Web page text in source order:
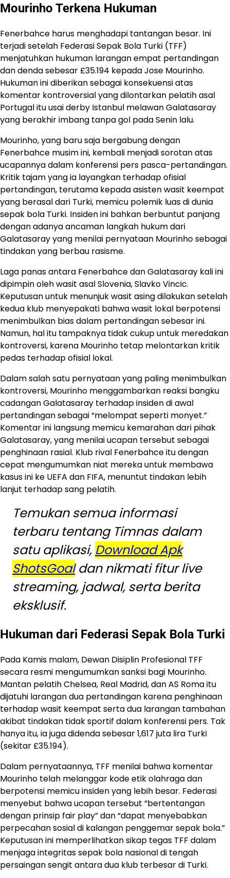
Mourinho Terkena Hukuman
Fenerbahce harus menghadapi tantangan besar. Ini
terjadi setelah Federasi Sepak Bola Turki (TFF)
menjatuhkan hukuman larangan empat pertandingan
dan denda sebesar £35.194 kepada Jose Mourinho.
Hukuman ini diberikan sebagai konsekuensi atas
komentar kontroversial yang dilontarkan pelatih asal
Portugal itu usai derby Istanbul melawan Galatasaray
yang berakhir imbang tanpa gol pada Senin lalu.
Mourinho, yang baru saja bergabung dengan
Fenerbahce musim ini, kembali menjadi sorotan atas
ucapannya dalam konferensi pers pasca-pertandingan.
Kritik tajam yang ia layangkan terhadap ofisial
pertandingan, terutama kepada asisten wasit keempat
yang berasal dari Turki, memicu polemik luas di dunia
sepak bola Turki. Insiden ini bahkan berbuntut panjang
dengan adanya ancaman langkah hukum dari
Galatasaray yang menilai pernyataan Mourinho sebagai
tindakan yang berbau rasisme.
Laga panas antara Fenerbahce dan Galatasaray kali ini
dipimpin oleh wasit asal Slovenia, Slavko Vincic.
Keputusan untuk menunjuk wasit asing dilakukan setelah
kedua klub menyepakati bahwa wasit lokal berpotensi
menimbulkan bias dalam pertandingan sebesar ini.
Namun, hal itu tampaknya tidak cukup untuk meredakan
kontroversi, karena Mourinho tetap melontarkan kritik
pedas terhadap ofisial lokal.
Dalam salah satu pernyataan yang paling menimbulkan
kontroversi, Mourinho menggambarkan reaksi bangku
cadangan Galatasaray terhadap insiden di awal
pertandingan sebagai “melompat seperti monyet.”
Komentar ini langsung memicu kemarahan dari pihak
Galatasaray, yang menilai ucapan tersebut sebagai
penghinaan rasial. Klub rival Fenerbahce itu dengan
cepat mengumumkan niat mereka untuk membawa
kasus ini ke UEFA dan FIFA, menuntut tindakan lebih
lanjut terhadap sang pelatih.
Temukan semua informasi
terbaru tentang Timnas dalam
satu aplikasi, Download Apk
ShotsGoaldan nikmati fitur live
streaming, jadwal, serta berita
eksklusif.
Hukuman dari Federasi Sepak Bola Turki
Pada Kamis malam, Dewan Disiplin Profesional TFF
secara resmi mengumumkan sanksi bagi Mourinho.
Mantan pelatih Chelsea, Real Madrid, dan AS Roma itu
dijatuhi larangan dua pertandingan karena penghinaan
terhadap wasit keempat serta dua larangan tambahan
akibat tindakan tidak sportif dalam konferensi pers. Tak
hanya itu, ia juga didenda sebesar 1,617 juta lira Turki
(sekitar £35.194).
Dalam pernyataannya, TFF menilai bahwa komentar
Mourinho telah melanggar kode etik olahraga dan
berpotensi memicu insiden yang lebih besar. Federasi
menyebut bahwa ucapan tersebut “bertentangan
dengan prinsip fair play” dan “dapat menyebabkan
perpecahan sosial di kalangan penggemar sepak bola.”
Keputusan ini memperlihatkan sikap tegas TFF dalam
menjaga integritas sepak bola nasional di tengah
persaingan sengit antara dua klub terbesar di Turki.